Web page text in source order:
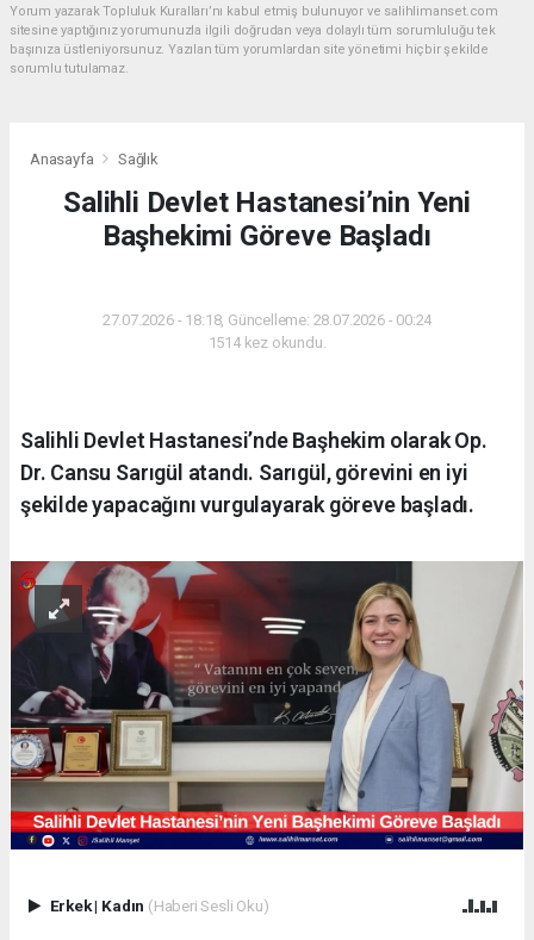
Yorum yazarak Topluluk Kuralları’nı kabul etmiş bulunuyor ve salihlimanset.com
sitesine yaptığınız yorumunuzla ilgili doğrudan veya dolaylı tüm sorumluluğu tek
başınıza üstleniyorsunuz. Yazılan tüm yorumlardan site yönetimi hiçbir şekilde
sorumlu tutulamaz.
Anasayfa Sağlık
Salihli Devlet Hastanesi’nin Yeni
Başhekimi Göreve Başladı
27.07.2026 - 18:18, Güncelleme: 28.07.2026 - 00:24
1514 kez okundu.
Salihli Devlet Hastanesi’nde Başhekim olarak Op.
Dr. Cansu Sarıgül atandı. Sarıgül, görevini en iyi
şekilde yapacağını vurgulayarak göreve başladı.
Erkek| Kadın (Haberi Sesli Oku)